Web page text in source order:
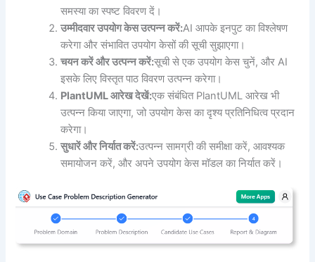
समस्या का स्पष्ट विवरण दें।
उम्मीदवार उपयोग केस उत्पन्न करें:AI आपके इनपुट का विश्लेषण
करेगा और संभावित उपयोग केसों की सूची सुझाएगा।
चयन करें और उत्पन्न करें:सूची से एक उपयोग केस चुनें, और AI
इसके लिए विस्तृत पाठ विवरण उत्पन्न करेगा।
PlantUML आरेख देखें:एक संबंधित PlantUML आरेख भी
उत्पन्न किया जाएगा, जो उपयोग केस का दृश्य प्रतिनिधित्व प्रदान
करेगा।
सुधारें और निर्यात करें:उत्पन्न सामग्री की समीक्षा करें, आवश्यक
समायोजन करें, और अपने उपयोग केस मॉडल का निर्यात करें।